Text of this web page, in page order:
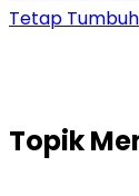
Tetap
Topik